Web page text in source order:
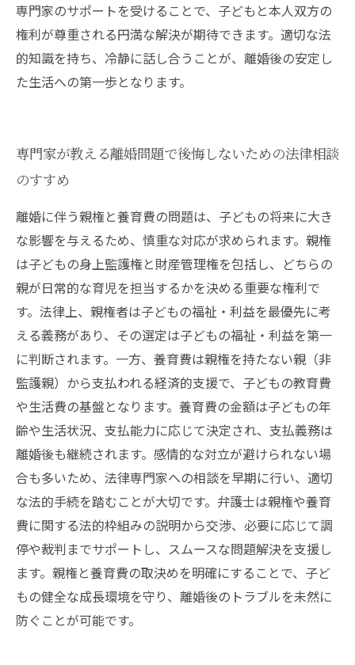
専門家のサポートを受けることで、子どもと本人双方の
権利が尊重される円満な解決が期待できます。適切な法
的知識を持ち、冷静に話し合うことが、離婚後の安定し
た生活への第一歩となります。
専門家が教える離婚問題で後悔しないための法律相談
のすすめ
離婚に伴う親権と養育費の問題は、子どもの将来に大き
な影響を与えるため、慎重な対応が求められます。親権
は子どもの身上監護権と財産管理権を包括し、どちらの
親が日常的な育児を担当するかを決める重要な権利で
す。法律上、親権者は子どもの福祉・利益を最優先に考
える義務があり、その選定は子どもの福祉・利益を第一
に判断されます。一方、養育費は親権を持たない親（非
監護親）から支払われる経済的支援で、子どもの教育費
や生活費の基盤となります。養育費の金額は子どもの年
齢や生活状況、支払能力に応じて決定され、支払義務は
離婚後も継続されます。感情的な対立が避けられない場
合も多いため、法律専門家への相談を早期に行い、適切
な法的手続を踏むことが大切です。弁護士は親権や養育
費に関する法的枠組みの説明から交渉、必要に応じて調
停や裁判までサポートし、スムースな問題解決を支援し
ます。親権と養育費の取決めを明確にすることで、子ど
もの健全な成長環境を守り、離婚後のトラブルを未然に
防ぐことが可能です。